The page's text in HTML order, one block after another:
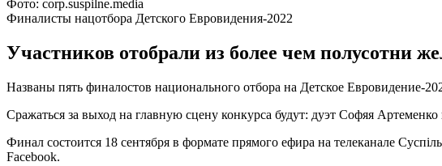
Фото: сorp.suspilne.media
Финалисты нацотбора Детского Евровидения-2022
Участников отобрали из более чем полусотни
Названы пять финалостов национального отбора на Детское Евровидение-
Сражаться за выход на главную сцену конкурса будут: дуэт Софяя
Финал состоится 18 сентября в формате прямого ефира на телеканале
Facebook.